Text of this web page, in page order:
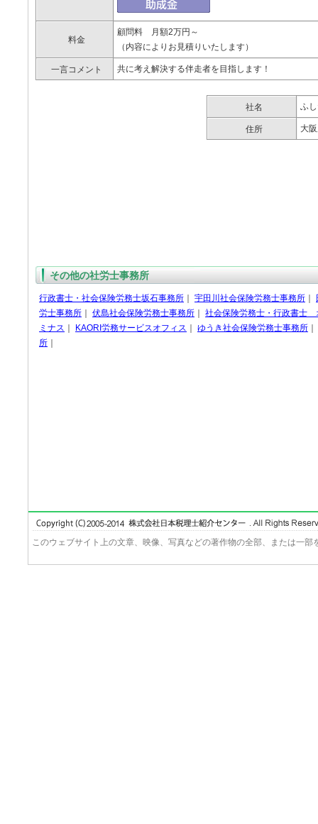
料金
顧問料 月額2万円～
（内容によりお見積りいたします）
一言コメント 共に考え解決する伴走者を目指します！
社名 ふ
住所 大
その他の社労士事務所
行政書士・社会保険労務士坂石事務所 宇田川社会保険労務士事務所
労士事務所
伏島社会保険労務士事務所
社会保険労務士・行政書士
ミナス
KAORI労務サービスオフィス ゆうき社会保険労務士事務所
所
このウェブサイト上の文章、映像、写真などの著作物の全部、または一